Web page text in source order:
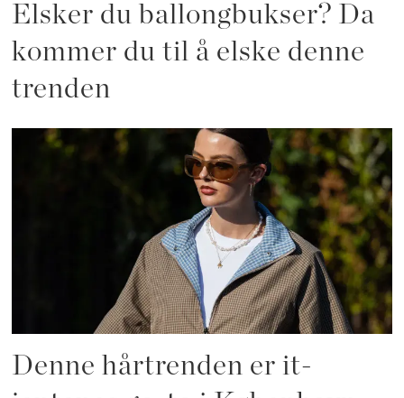
Elsker du ballongbukser? Da
kommer du til å elske denne
trenden
Denne hårtrenden er it-